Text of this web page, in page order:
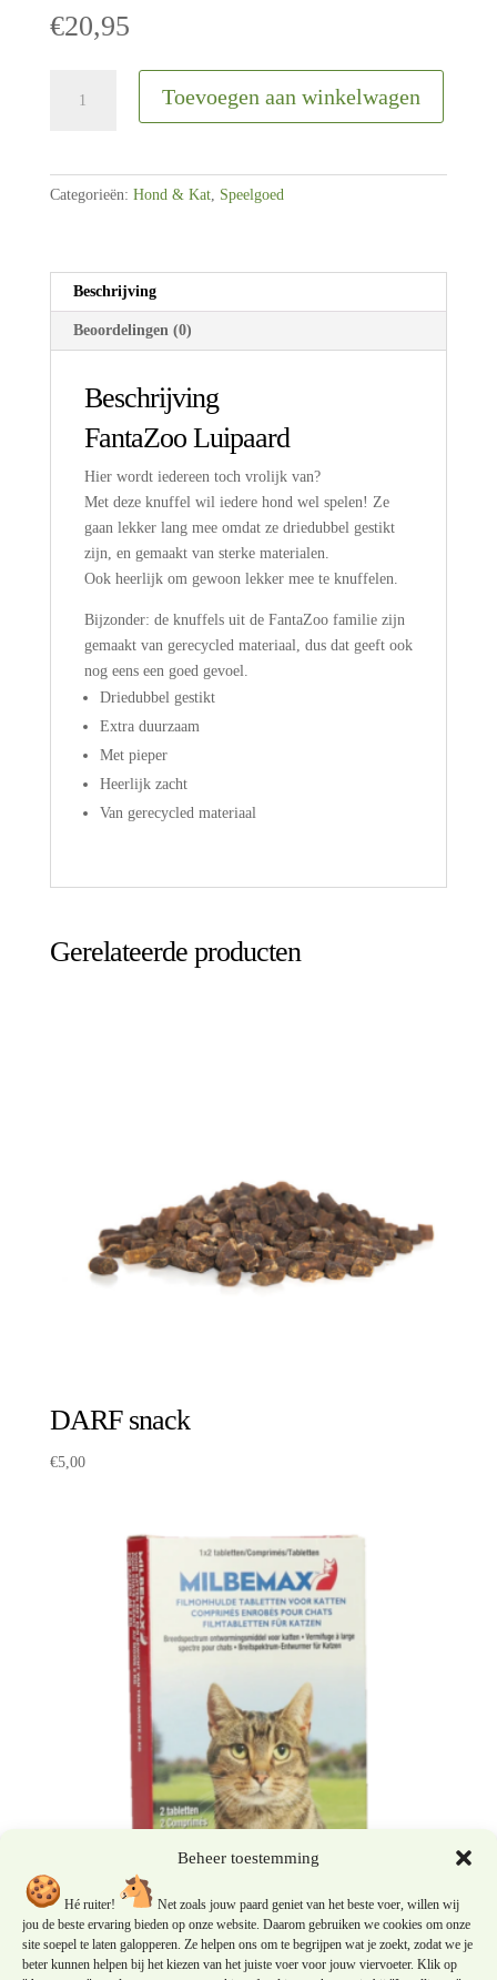
Beheer toestemming
Hé ruiter!
Net zoals jouw paard geniet van het beste voer, willen wij
jou de beste ervaring bieden op onze website. Daarom gebruiken we cookies om onze
site soepel te laten galopperen. Ze helpen ons om te begrijpen wat je zoekt, zodat we je
beter kunnen helpen bij het kiezen van het juiste voer voor jouw viervoeter. Klik op
€20,95
Large
Toevoegen aan winkelwagen
Categorieën: Hond & Kat, Speelgoed
Beschrijving
Beoordelingen (0)
Beschrijving
FantaZoo Luipaard
Hier wordt iedereen toch vrolijk van?
Met deze knuffel wil iedere hond wel spelen! Ze
gaan lekker lang mee omdat ze driedubbel gestikt
zijn, en gemaakt van sterke materialen.
Ook heerlijk om gewoon lekker mee te knuffelen.
Bijzonder: de knuffels uit de FantaZoo familie zijn
gemaakt van gerecycled materiaal, dus dat geeft ook
nog eens een goed gevoel.
Driedubbel gestikt
Extra duurzaam
Met pieper
Heerlijk zacht
Van gerecycled materiaal
Gerelateerde producten
DARF snack
€5,00
Milbemax Tabletten Kat Groot 2